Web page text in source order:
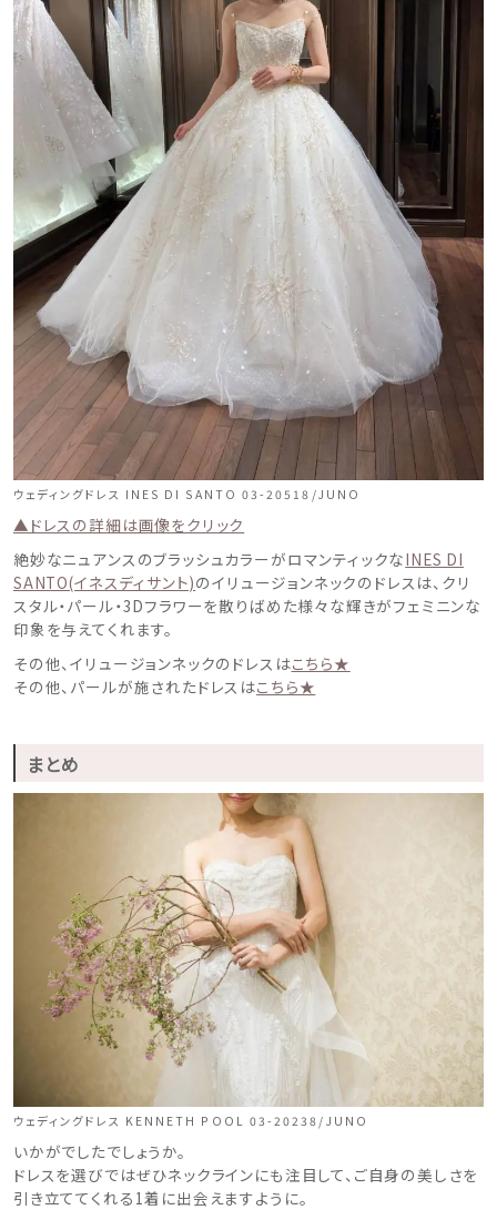
ウェディングドレス INES DI SANTO 03-20518/JUNO
▲ドレスの詳細は画像をクリック
絶妙なニュアンスのブラッシュカラーがロマンティックなINES DI
SANTO(イネスディサント)のイリュージョンネックのドレスは、クリ
スタル・パール・3Dフラワーを散りばめた様々な輝きがフェミニンな
印象を与えてくれます。
その他、イリュージョンネックのドレスはこちら★
その他、パールが施されたドレスはこちら★
まとめ
ウェディングドレス KENNETH POOL 03-20238/JUNO
いかがでしたでしょうか。
ドレスを選びではぜひネックラインにも注目して、ご自身の美しさを
引き立ててくれる1着に出会えますように。